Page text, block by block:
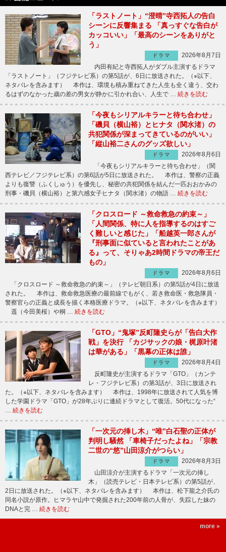
「ラストノート」“澄晴”寺西拓人の告白
シーンに反響集まる 「真っすぐな告白が
カッコいい」「最高のシーンをありがと
う」
ドラマ
2026年8月7日
内田有紀と寺西拓人がダブル主演するドラマ
「ラストノート」（フジテレビ系）の第5話が、6日に放送された。（※以下、
ネタバレを含みます） 本作は、環境も積み重ねてきた人生も全く違う、交わ
るはずのなかった歳の差の男女が静かに引かれ合い、人生で … 続きを読む
「今夜もシリアルキラーと待ち合わせ」
「磯貝（横山裕）とヒナタ（関水渚）の
共犯関係が深まってきているのがいい」
「縦山裕二さんのグッズ欲しい」
ドラマ
2026年8月6日
「今夜もシリアルキラーと待ち合わせ」（関
西テレビ／フジテレビ系）の第6話が5日に放送された。 本作は、警察の正義
よりも復讐（ふくしゅう）を優先し、秘密の共犯関係を結んだ一匹おおかみの
刑事・磯貝（横山裕）と第六感女子ヒナタ（関水渚）の物語 … 続きを読む
「クロスロード ～救命救急の約束～」
「人間関係、特に人を指導するのはすご
く難しいと感じた」「船越英一郎さんが
『刑事面に似ていると言われたことがあ
る』って、そりゃあ2時間ドラマの帝王だ
もの」
ドラマ
2026年8月6日
「クロスロード ～救命救急の約束～」（テレビ朝日系）の第5話が4日に放送
された。 本作は、救命救急医療の最前線でもがく、若き救命医・救急隊員・
警察官らの正義と成長を描く本格医療ドラマ。（※以下、ネタバレを含みます）
遥（今田美桜）や桐 … 続きを読む
「GTO」“鬼塚”反町隆史らが「告白大作
戦」を決行 「カジサックの娘・梶原叶渚
は華がある」「黒幕の正体は誰」
ドラマ
2026年8月4日
反町隆史が主演するドラマ「GTO」（カンテ
レ・フジテレビ系）の第3話が、3日に放送され
た。（※以下、ネタバレを含みます） 本作は、1998年に放送されて人気を博
した学園ドラマ「GTO」が28年ぶりに連続ドラマとして復活。50代になった“
続きを読む
「一次元の挿し木」“唯”白石聖の正体が
判明し騒然 「車椅子だったよね」「宗教
二世の“悠”山田涼介がつらい」
ドラマ
2026年8月3日
山田涼介が主演するドラマ「一次元の挿し
木」（読売テレビ・日本テレビ系）の第5話が、
2日に放送された。（※以下、ネタバレを含みます） 本作は、松下龍之介氏の
同名小説が原作。ヒマラヤ山中で発掘された200年前の人骨が、失踪した妹の
DNAと完 … 続きを読む
more »